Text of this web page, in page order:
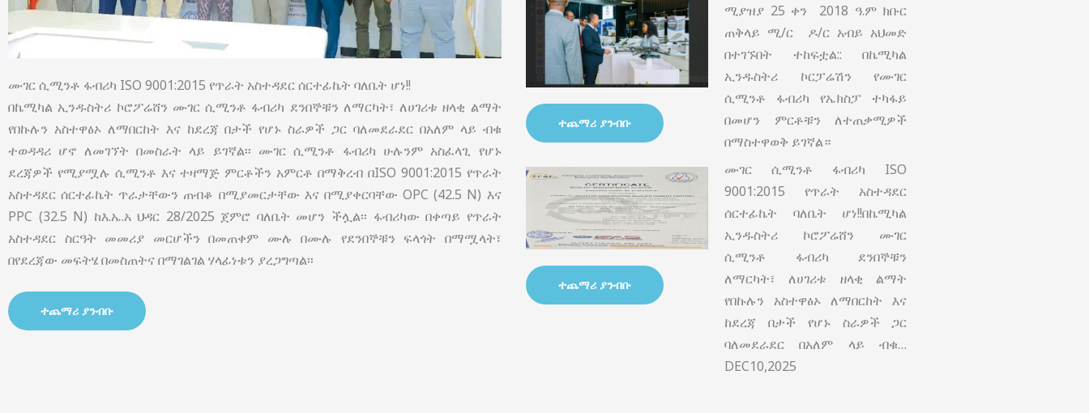
ሙገር ሲሚንቶ ፋብሪካ ISO 9001:2015 የጥራት አስተዳደር ሰርተፊኬት ባለቤት ሆነ!!
በኬሚካል ኢንዱስትሪ ኮሮፖሬሸን ሙገር ሲሚንቶ ፋብሪካ ደንበኞቹን ለማርካት፣ ለሀገሪቱ ዘላቂ ልማት
የበኩሉን አስተዋፅኦ ለማበርከት እና ከደረጃ በታች የሆኑ ስራዎች ጋር ባለመደራደር በአለም ላይ ብቁ
ተወዳዳሪ ሆኖ ለመገኘት በመስራት ላይ ይገኛል፡፡ ሙገር ሲሚንቶ ፋብሪካ ሁሉንም አስፈላጊ የሆኑ
ደረጃዎች የሚያሟሉ ሲሚንቶ እና ተዛማጅ ምርቶችን አምርቶ በማቅረብ በISO 9001:2015 የጥራት
አስተዳደር ሰርተፊኬት ጥራታቸውን ጠብቆ በሚያመርታቸው እና በሚያቀርባቸው OPC (42.5 N) እና
PPC (32.5 N) ከእ.ኤ.አ ህዳር 28/2025 ጀምሮ ባለቤት መሆን ችሏል፡፡ ፋብሪካው በቀጣይ የጥራት
አስተዳደር ስርዓት መመሪያ መርሆችን በመጠቀም ሙሉ በሙሉ የደንበኞቹን ፍላጎት በማሟላት፣
በየደረጃው መፍትሄ በመስጠትና በማገልገል ሃላፊነቱን ያረጋግጣል፡፡
ተጨማሪ ያንብቡ
ተጨማሪ ያንብቡ
ሚያዝያ 25 ቀን 2018 ዓ.ም ክቡር
ጠቅላይ ሚ/ር ዶ/ር አብይ አህመድ
በተገኙበት ተከፍቷል:: በኬሚካል
ኢንዱስትሪ ኮርፓሬሽን የሙገር
ሲሚንቶ ፋብሪካ የኤክስፓ ተካፋይ
በመሆን ምርቶቹን ለተጠቃሚዎች
በማስተዋወቅ ይገኛል።
ተጨማሪ ያንብቡ
ሙገር ሲሚንቶ ፋብሪካ ISO
9001:2015 የጥራት አስተዳደር
ሰርተፊኬት ባለቤት ሆነ!!በኬሚካል
ኢንዱስትሪ ኮሮፖሬሸን ሙገር
ሲሚንቶ ፋብሪካ ደንበኞቹን
ለማርካት፣ ለሀገሪቱ ዘላቂ ልማት
የበኩሉን አስተዋፅኦ ለማበርከት እና
ከደረጃ በታች የሆኑ ስራዎች ጋር
ባለመደራደር በአለም ላይ ብቁ…
DEC10,2025